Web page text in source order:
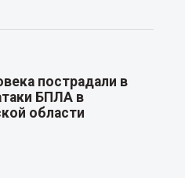
пострадали в
БПЛА в
области